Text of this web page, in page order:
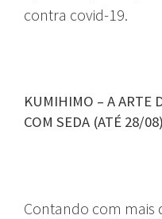
contra covid-19.
KUMIHIMO – A ARTE
COM SEDA (ATÉ 28/08)
Contando com mais